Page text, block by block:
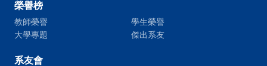
榮譽榜
教師榮譽
學生榮譽
大學專題
傑出系友
系友會